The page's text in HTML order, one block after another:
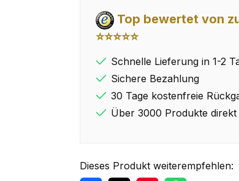
Top bewertet von
⭐⭐⭐⭐⭐
Schnelle Lieferung in 1-2
Sichere Bezahlung
30 Tage kostenfreie
Über 3000 Produkte
Dieses Produkt weiterempfehlen: